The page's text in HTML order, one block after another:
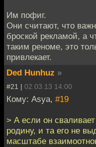
Им пофиг.
Они считают, что
броской рекламой, а
таким реноме, это
привлекает.
Ded Hunhuz »
#21 | 02.03.13 14:00
Кому: Asya, #19
> А если он
родину, и та его не
масштабе